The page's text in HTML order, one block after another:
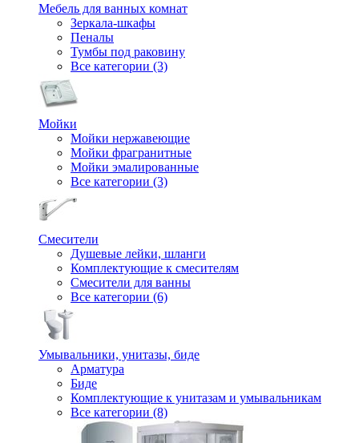
Мебель для ванных комнат
Зеркала-шкафы
Пеналы
Тумбы под раковину
Все категории (3)
Мойки
Мойки нержавеющие
Мойки фрагранитные
Мойки эмалированные
Все категории (3)
Смесители
Душевые лейки, шланги
Комплектующие к смесителям
Смесители для ванны
Все категории (6)
Умывальники, унитазы, биде
Арматура
Биде
Комплектующие к унитазам и умывальникам
Все категории (8)